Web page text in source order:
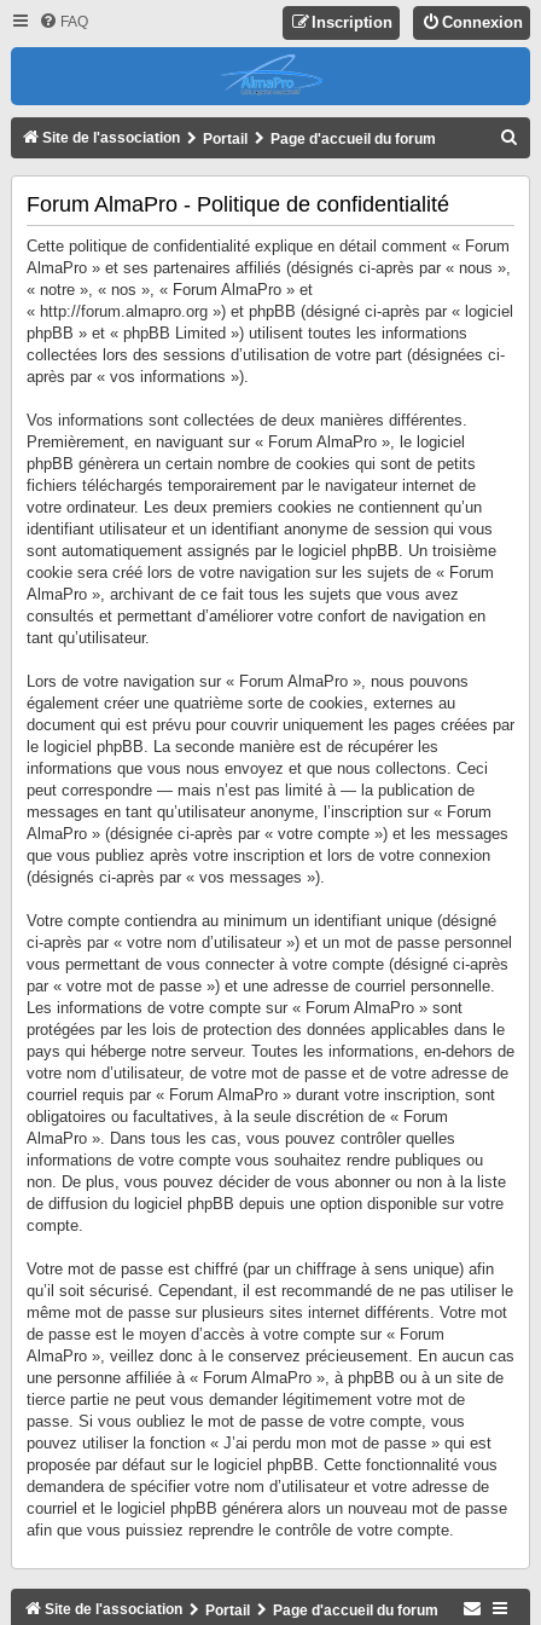
FAQ Connexion
Inscription
Site de l'association Portail Page d'accueil du forum
Forum AlmaPro - Politique de confidentialité
Cette politique de confidentialité explique en détail comment « Forum
AlmaPro » et ses partenaires affiliés (désignés ci-après par « nous »,
« notre », « nos », « Forum AlmaPro » et
« http://forum.almapro.org ») et phpBB (désigné ci-après par « logiciel
phpBB » et « phpBB Limited ») utilisent toutes les informations
collectées lors des sessions d’utilisation de votre part (désignées ci-
après par « vos informations »).
Vos informations sont collectées de deux manières différentes.
Premièrement, en naviguant sur « Forum AlmaPro », le logiciel
phpBB génèrera un certain nombre de cookies qui sont de petits
fichiers téléchargés temporairement par le navigateur internet de
votre ordinateur. Les deux premiers cookies ne contiennent qu’un
identifiant utilisateur et un identifiant anonyme de session qui vous
sont automatiquement assignés par le logiciel phpBB. Un troisième
cookie sera créé lors de votre navigation sur les sujets de « Forum
AlmaPro », archivant de ce fait tous les sujets que vous avez
consultés et permettant d’améliorer votre confort de navigation en
tant qu’utilisateur.
Lors de votre navigation sur « Forum AlmaPro », nous pouvons
également créer une quatrième sorte de cookies, externes au
document qui est prévu pour couvrir uniquement les pages créées par
le logiciel phpBB. La seconde manière est de récupérer les
informations que vous nous envoyez et que nous collectons. Ceci
peut correspondre — mais n’est pas limité à — la publication de
messages en tant qu’utilisateur anonyme, l’inscription sur « Forum
AlmaPro » (désignée ci-après par « votre compte ») et les messages
que vous publiez après votre inscription et lors de votre connexion
(désignés ci-après par « vos messages »).
Votre compte contiendra au minimum un identifiant unique (désigné
ci-après par « votre nom d’utilisateur ») et un mot de passe personnel
vous permettant de vous connecter à votre compte (désigné ci-après
par « votre mot de passe ») et une adresse de courriel personnelle.
Les informations de votre compte sur « Forum AlmaPro » sont
protégées par les lois de protection des données applicables dans le
pays qui héberge notre serveur. Toutes les informations, en-dehors de
votre nom d’utilisateur, de votre mot de passe et de votre adresse de
courriel requis par « Forum AlmaPro » durant votre inscription, sont
obligatoires ou facultatives, à la seule discrétion de « Forum
AlmaPro ». Dans tous les cas, vous pouvez contrôler quelles
informations de votre compte vous souhaitez rendre publiques ou
non. De plus, vous pouvez décider de vous abonner ou non à la liste
de diffusion du logiciel phpBB depuis une option disponible sur votre
compte.
Votre mot de passe est chiffré (par un chiffrage à sens unique) afin
qu’il soit sécurisé. Cependant, il est recommandé de ne pas utiliser le
même mot de passe sur plusieurs sites internet différents. Votre mot
de passe est le moyen d’accès à votre compte sur « Forum
AlmaPro », veillez donc à le conservez précieusement. En aucun cas
une personne affiliée à « Forum AlmaPro », à phpBB ou à un site de
tierce partie ne peut vous demander légitimement votre mot de
passe. Si vous oubliez le mot de passe de votre compte, vous
pouvez utiliser la fonction « J’ai perdu mon mot de passe » qui est
proposée par défaut sur le logiciel phpBB. Cette fonctionnalité vous
demandera de spécifier votre nom d’utilisateur et votre adresse de
courriel et le logiciel phpBB générera alors un nouveau mot de passe
afin que vous puissiez reprendre le contrôle de votre compte.
Site de l'association Portail Page d'accueil du forum